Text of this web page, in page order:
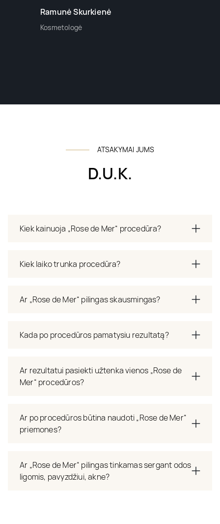
Ramunė Skurkienė
Kosmetologė
ATSAKYMAI JUMS
D.U.K.
Kiek kainuoja „Rose de Mer“ procedūra?
Kiek laiko trunka procedūra?
Ar „Rose de Mer“ pilingas skausmingas?
Kada po procedūros pamatysiu rezultatą?
Ar rezultatui pasiekti užtenka vienos „Rose de
Mer“ procedūros?
Ar po procedūros būtina naudoti „Rose de Mer“
priemones?
Ar „Rose de Mer“ pilingas tinkamas sergant odos
ligomis, pavyzdžiui, akne?